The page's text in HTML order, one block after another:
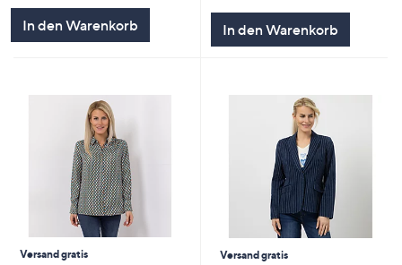
In den Warenkorb In den Warenkorb
Versand gratis
Versand gratis